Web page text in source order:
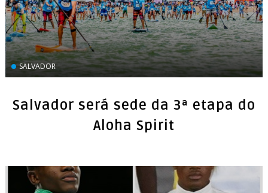
SALVADOR
Salvador será sede da 3ª etapa do
Aloha Spirit